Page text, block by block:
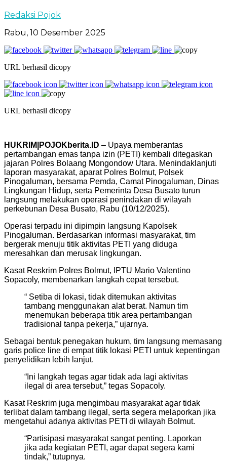
Redaksi Pojok
Rabu, 10 Desember 2025
URL berhasil dicopy
URL berhasil dicopy
HUKRIM|POJOKberita.ID – Upaya memberantas
pertambangan emas tanpa izin (PETI) kembali ditegaskan
jajaran Polres Bolaang Mongondow Utara. Menindaklanjuti
laporan masyarakat, aparat Polres Bolmut, Polsek
Pinogaluman, bersama Pemda, Camat Pinogaluman, Dinas
Lingkungan Hidup, serta Pemerinta Desa Busato turun
langsung melakukan operasi penindakan di wilayah
perkebunan Desa Busato, Rabu (10/12/2025).
Operasi terpadu ini dipimpin langsung Kapolsek
Pinogaluman. Berdasarkan informasi masyarakat, tim
bergerak menuju titik aktivitas PETI yang diduga
meresahkan dan merusak lingkungan.
Kasat Reskrim Polres Bolmut, IPTU Mario Valentino
Sopacoly, membenarkan langkah cepat tersebut.
“ Setiba di lokasi, tidak ditemukan aktivitas
tambang menggunakan alat berat. Namun tim
menemukan beberapa titik area pertambangan
tradisional tanpa pekerja,” ujarnya.
Sebagai bentuk penegakan hukum, tim langsung memasang
garis police line di empat titik lokasi PETI untuk kepentingan
penyelidikan lebih lanjut.
“Ini langkah tegas agar tidak ada lagi aktivitas
ilegal di area tersebut,” tegas Sopacoly.
Kasat Reskrim juga mengimbau masyarakat agar tidak
terlibat dalam tambang ilegal, serta segera melaporkan jika
mengetahui adanya aktivitas PETI di wilayah Bolmut.
“Partisipasi masyarakat sangat penting. Laporkan
jika ada kegiatan PETI, agar dapat segera kami
tindak,” tutupnya.